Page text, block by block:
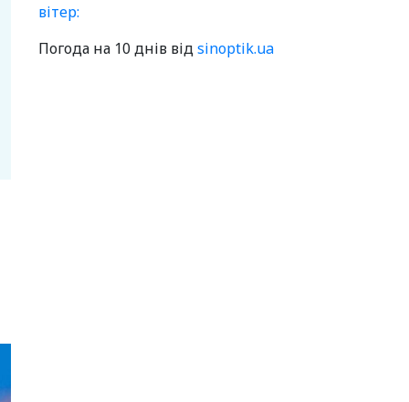
вітер:
Погода на 10 днів відsinoptik.ua